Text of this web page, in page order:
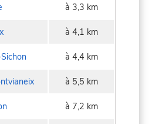
à 3,3 km
à 4,1 km
à 4,4 km
à 5,5 km
à 7,2 km